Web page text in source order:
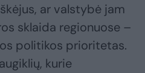
ar valstybė jam
sklaida regionuose –
politikos prioritetas.
kurie